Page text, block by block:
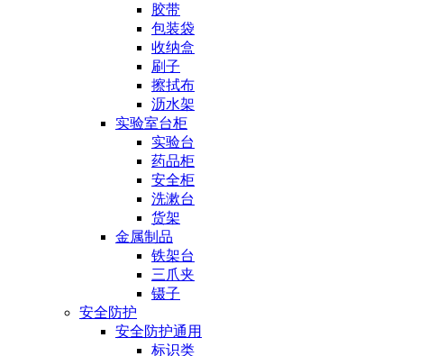
胶带
包装袋
收纳盒
刷子
擦拭布
沥水架
实验室台柜
实验台
药品柜
安全柜
洗漱台
货架
金属制品
铁架台
三爪夹
镊子
安全防护
安全防护通用
标识类